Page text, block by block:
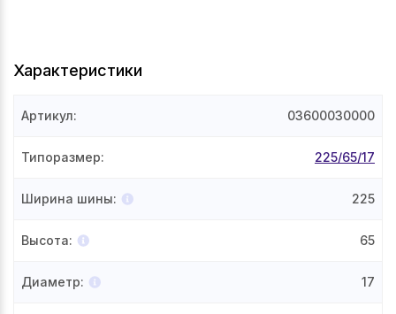
Характеристики
Артикул: 03600030000
Типоразмер: 225/65/17
Ширина шины: 225
Высота: 65
Диаметр: 17